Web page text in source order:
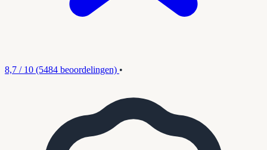
8,7 / 10 (5484 beoordelingen) •